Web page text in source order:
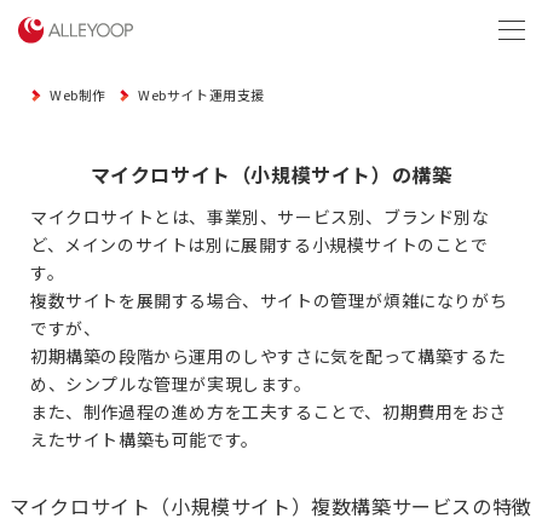
Web制作 Webサイト運用支援
マイクロサイト（小規模サイト）の構築
マイクロサイトとは、事業別、サービス別、ブランド別な
ど、メインのサイトは別に展開する小規模サイトのことで
す。
複数サイトを展開する場合、サイトの管理が煩雑になりがち
ですが、
初期構築の段階から運用のしやすさに気を配って構築するた
め、シンプルな管理が実現します。
また、制作過程の進め方を工夫することで、初期費用をおさ
えたサイト構築も可能です。
マイクロサイト（小規模サイト）複数構築サービスの特徴